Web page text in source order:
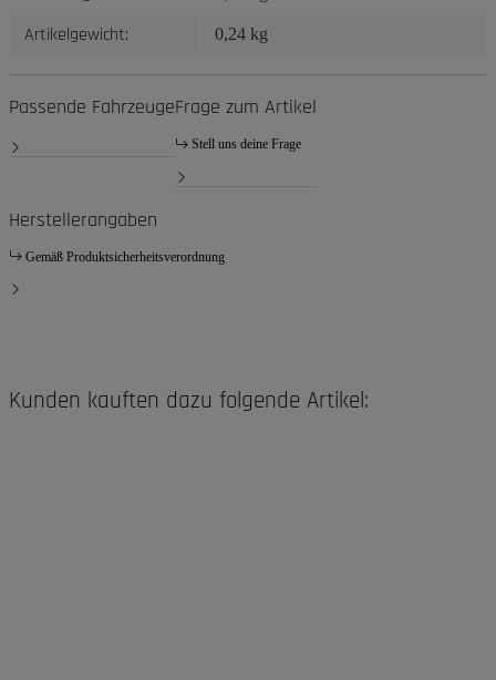
Artikelgewicht: 0,24 kg
Passende FahrzeugeFrage zum Artikel
Stell uns deine Frage
Herstellerangaben
Gemäß Produktsicherheitsverordnung
Kunden kauften dazu folgende Artikel: